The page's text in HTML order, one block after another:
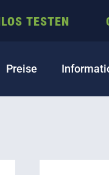
TESTEN
Preise